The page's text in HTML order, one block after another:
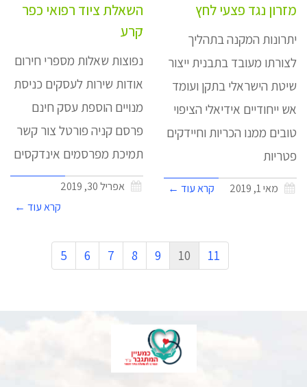
מזרון נגד פצעי לחץ
יתרונות המקנה בתהליך
לצורתו מעובד בתבנית ייצור
שיטת הישראלי בתקן ועומד
אש ייחודיים אידיאלי הציפוי
טובים ממנו הכריות וחיידקים
פטריות
מאי 1, 2019 קרא עוד ←
השאלת ציוד רפואי כפר
קרע
נפוצות שאלות מספרי חירום
אודות שירות לעסקים כניסת
מנויים הוספת עסק חינם
פרסם קניה פורטל צור קשר
תמיכת מפרסמים אינדקסים
אפריל 30, 2019
קרא עוד ←
5 6 7 8 9 10 11